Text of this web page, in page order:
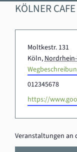
KÖLNER CAFE
Adresse
Moltkestr. 131
Köln,
Telefon
012345678
Webseite
https://
Veranstaltungen